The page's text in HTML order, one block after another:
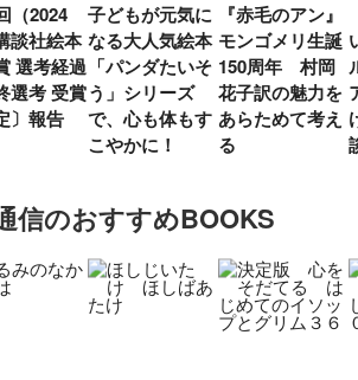
（2024
談社絵本
選考経過
選考 受賞
〕報告
子どもが元気に
なる大人気絵本
「パンダたいそ
う」シリーズ
で、心も体もす
こやかに！
『赤毛のアン』
モンゴメリ生誕
150周年 村岡
花子訳の魅力を
あらためて考え
る
信のおすすめBOOKS